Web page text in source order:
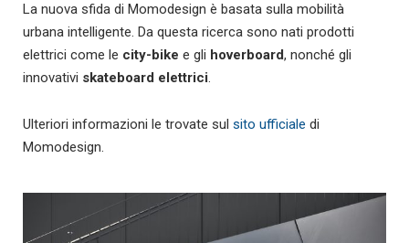
La nuova sfida di Momodesign è basata sulla mobilità
urbana intelligente. Da questa ricerca sono nati prodotti
elettrici come le city-bike e gli hoverboard, nonché gli
innovativi skateboard elettrici.
Ulteriori informazioni le trovate sul sito ufficiale di
Momodesign.